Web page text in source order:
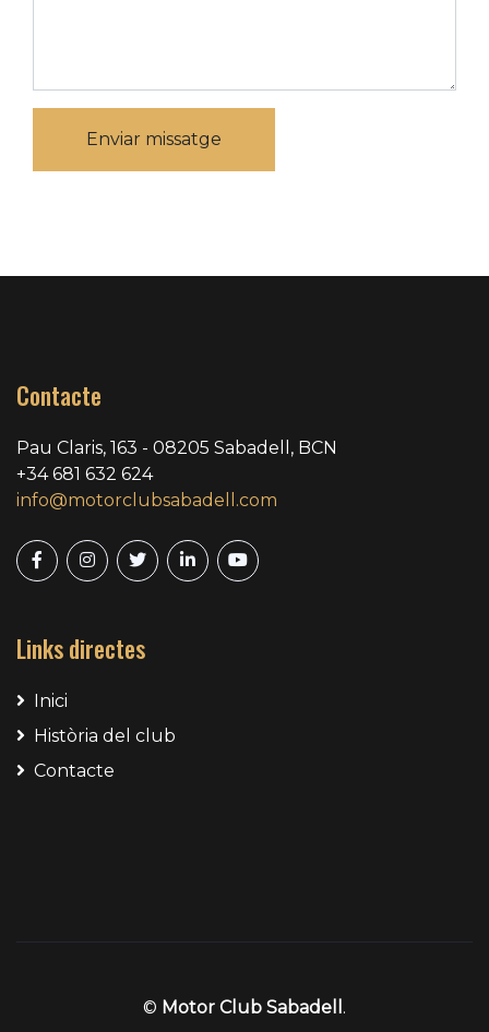
Enviar missatge
Contacte
Pau Claris, 163 - 08205 Sabadell, BCN
+34 681 632 624
info@motorclubsabadell.com
Links directes
Inici
Història del club
Contacte
© Motor Club Sabadell .